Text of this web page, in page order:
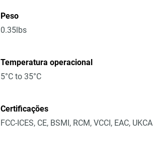
Peso
0.35lbs
Temperatura operacional
5°C to 35°C
Certificações
FCC-ICES, CE, BSMI, RCM, VCCI, EAC, UKCA